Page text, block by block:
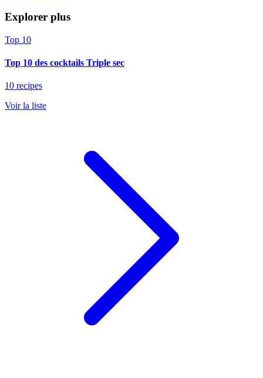
Explorer plus
Top 10
Top 10 des cocktails Triple sec
10 recipes
Voir la liste